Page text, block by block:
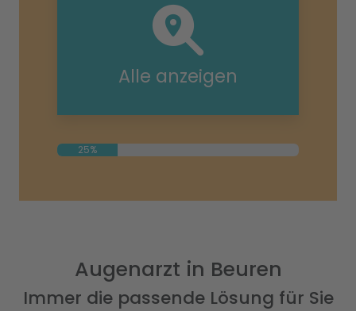
Alle anzeigen
25%
Augenarzt in Beuren
Immer die passende Lösung für Sie